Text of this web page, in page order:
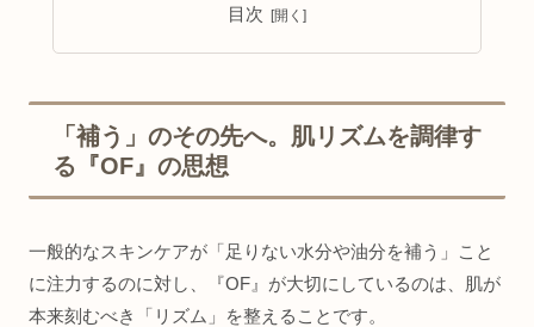
目次
「補う」のその先へ。肌リズムを調律す
る『OF』の思想
一般的なスキンケアが「足りない水分や油分を補う」こと
に注力するのに対し、『OF』が大切にしているのは、肌が
本来刻むべき「リズム」を整えることです。